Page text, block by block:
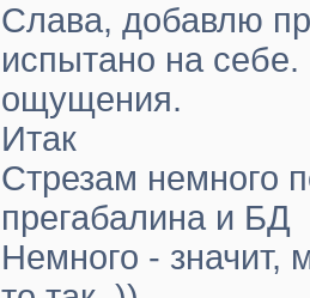
Слава, добавлю
испытано на
ощущения.
Итак
Стрезам немного
прегабалина и БД
Немного - значит,